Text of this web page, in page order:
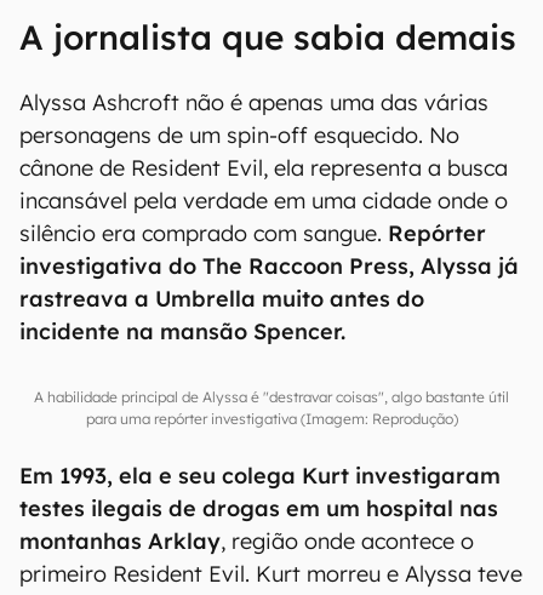
A jornalista que sabia demais
Alyssa Ashcroft não é apenas uma das várias
personagens de um spin-off esquecido. No
cânone de Resident Evil, ela representa a busca
incansável pela verdade em uma cidade onde o
silêncio era comprado com sangue. Repórter
investigativa do The Raccoon Press, Alyssa já
rastreava a Umbrella muito antes do
incidente na mansão Spencer.
A habilidade principal de Alyssa é "destravar coisas", algo bastante útil
para uma repórter investigativa (Imagem: Reprodução)
Em 1993, ela e seu colega Kurt investigaram
testes ilegais de drogas em um hospital nas
montanhas Arklay, região onde acontece o
primeiro Resident Evil. Kurt morreu e Alyssa teve